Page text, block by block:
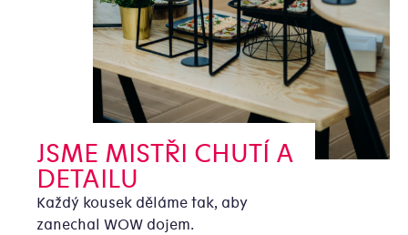
JSME MISTŘI CHUTÍ A
DETAILU
Každý kousek děláme tak, aby
zanechal WOW dojem.